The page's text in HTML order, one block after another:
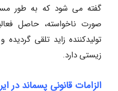
گفته می شود که به طور
صورت ناخواسته، حاصل
تولیدکننده زاید تلقی
زیستی دارد.
الزامات قانونی پسماند در